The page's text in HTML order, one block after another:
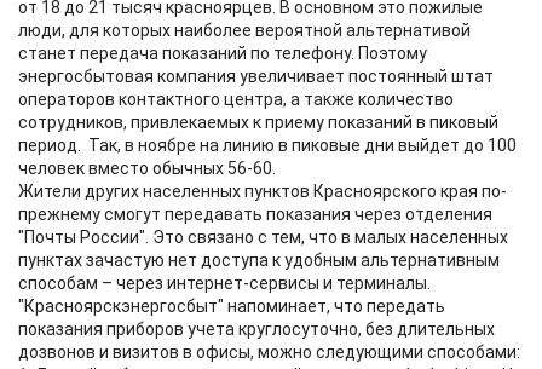
от 18 до 21 тысяч красноярцев. В основном это пожилые
люди, для которых наиболее вероятной альтернативой
станет передача показаний по телефону. Поэтому
энергосбытовая компания увеличивает постоянный штат
операторов контактного центра, а также количество
сотрудников, привлекаемых к приему показаний в пиковый
период. Так, в ноябре на линию в пиковые дни выйдет до 100
человек вместо обычных 56-60.
Жители других населенных пунктов Красноярского края по-
прежнему смогут передавать показания через отделения
"Почты России". Это связано с тем, что в малых населенных
пунктах зачастую нет доступа к удобным альтернативным
способам – через интернет-сервисы и терминалы.
"Красноярскэнергосбыт" напоминает, что передать
показания приборов учета круглосуточно, без длительных
дозвонов и визитов в офисы, можно следующими способами: